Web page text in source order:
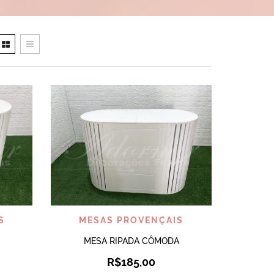
VISUALIZAR
MESAS PROVENÇAIS
MESA RIPADA CÔMODA
R$185,00